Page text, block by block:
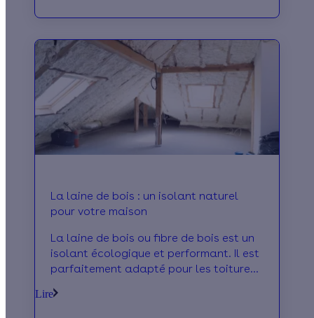
Bénéficiez également d'aides
énergétiques pour financer vos travaux.
La laine de bois : un isolant naturel
pour votre maison
La laine de bois ou fibre de bois est un
isolant écologique et performant. Il est
parfaitement adapté pour les toitures,
planchers et les murs.
Lire